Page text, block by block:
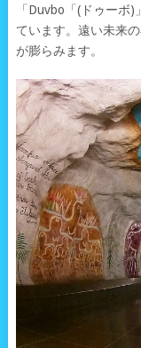
「Duvbo「(ドゥーボ
ています。遠い未来
が膨らみます。